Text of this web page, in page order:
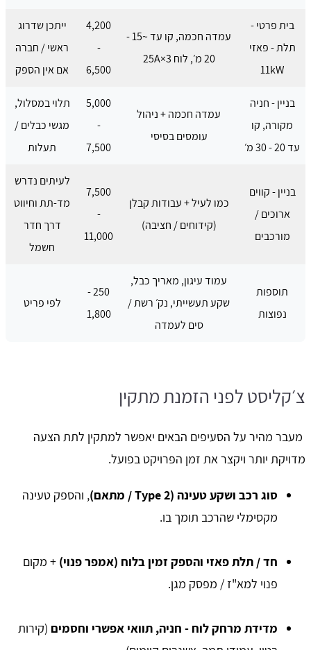
בית פרטי -
תלת - פאזי
11kW
עמדה חכמה, קו עד ~15 -
20 מ׳, לוח 3×25A
4,200
-
6,500
ייתכן שדרוג
ראשי / חברה
אם אין הספק
בניין - חניה
מקורה, קו
עד 20 - 30 מ׳
עמדה חכמה + ניהול
עומסים בסיסי
5,000
-
7,500
תלוי במסלול,
מגשי כבלים /
תעלות
בניין - קווים
ארוכים /
מורכבים
כמו לעיל + עבודות קבלן
(קידוחים / חציבה)
7,500
-
11,000
לעיתים נדרש
מד-תת וחיווט
דרך חדר
חשמל
תוספות
נפוצות
עמוד עיגון, מאריך כבל,
שקע תעשייתי, נק׳ רשת /
סים לעמדה
250 -
1,800
לפי פריט
צ׳קליסט לפני הזמנת מתקין
מעבר מהיר על הסעיפים הבאים יאפשר למתקין לתת הצעה
מדויקת יותר ויקצר את זמן הפרויקט בפועל.
סוג רכב ושקע טעינה (Type 2 / מתאם)
, והספק טעינה
מקסימלי שהרכב תומך בו.
חד / תלת פאזי והספק זמין בלוח (אמפר פנוי) + מקום
פנוי למא"ז / מפסק מגן.
מדידת מרחק לוח - חניה, תוואי אפשרי וחסמים (קירות